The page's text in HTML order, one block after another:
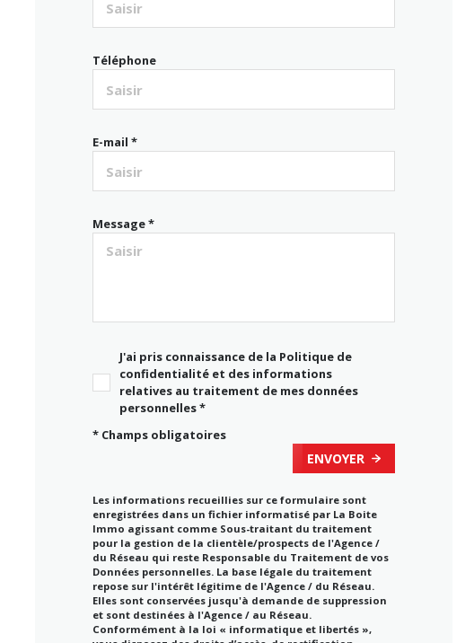
Téléphone
E-mail *
Message *
J'ai pris connaissance de la Politique de
confidentialité et des informations
relatives au traitement de mes données
personnelles *
* Champs obligatoires
ENVOYER
Les informations recueillies sur ce formulaire sont
enregistrées dans un fichier informatisé par La Boite
Immo agissant comme Sous-traitant du traitement
pour la gestion de la clientèle/prospects de l'Agence /
du Réseau qui reste Responsable du Traitement de vos
Données personnelles. La base légale du traitement
repose sur l'intérêt légitime de l'Agence / du Réseau.
Elles sont conservées jusqu'à demande de suppression
et sont destinées à l'Agence / au Réseau.
Conformément à la loi « informatique et libertés »,